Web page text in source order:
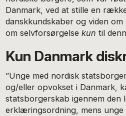
Danmark, ved at stille en
danskkundskaber og viden
om selvforsørgelse kun til
Kun Danmark
“Unge med nordisk
og/eller opvokset i Danmark,
statsborgerskab igennem den
erklæringsordning, mens unge